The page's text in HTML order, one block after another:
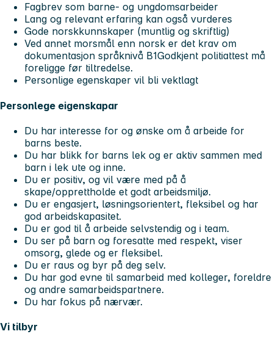
Fagbrev som barne- og ungdomsarbeider
Lang og relevant erfaring kan også vurderes
Gode norskkunnskaper (muntlig og skriftlig)
Ved annet morsmål enn norsk er det krav om
dokumentasjon språknivå B1Godkjent politiattest må
foreligge før tiltredelse.
Personlige egenskaper vil bli vektlagt
Personlege eigenskapar
Du har interesse for og ønske om å arbeide for
barns beste.
Du har blikk for barns lek og er aktiv sammen med
barn i lek ute og inne.
Du er positiv, og vil være med på å
skape/opprettholde et godt arbeidsmiljø.
Du er engasjert, løsningsorientert, fleksibel og har
god arbeidskapasitet.
Du er god til å arbeide selvstendig og i team.
Du ser på barn og foresatte med respekt, viser
omsorg, glede og er fleksibel.
Du er raus og byr på deg selv.
Du har god evne til samarbeid med kolleger, foreldre
og andre samarbeidspartnere.
Du har fokus på nærvær.
Vi tilbyr